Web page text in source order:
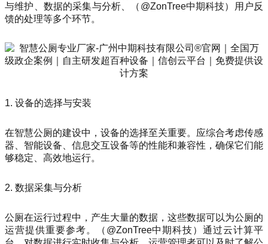
与维护、数据的采集与分析、（@ZonTree中期科技）用户反
馈的处理等多个环节。
1. 设备的选择与安装
在智慧公厕的建设中，设备的选择至关重要。应综合考虑传感
器、智能设备、信息交互设备等的性能和兼容性，确保它们能
够稳定、高效地运行。
2. 数据采集与分析
公厕在运行过程中，产生大量的数据，这些数据可以为公厕的
运营提供重要参考。（@ZonTree中期科技）通过云计算平